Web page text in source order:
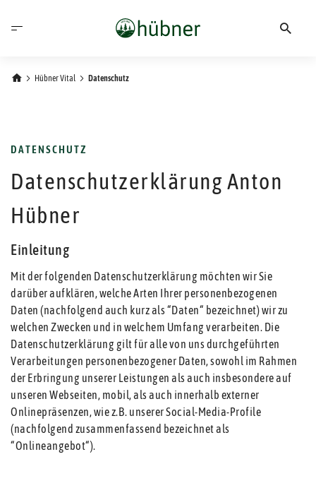
Hübner Vital Datenschutz
DATENSCHUTZ
Datenschutzerklärung Anton
Hübner
Einleitung
Mit der folgenden Datenschutzerklärung möchten wir Sie
darüber aufklären, welche Arten Ihrer personenbezogenen
Daten (nachfolgend auch kurz als “Daten“ bezeichnet) wir zu
welchen Zwecken und in welchem Umfang verarbeiten. Die
Datenschutzerklärung gilt für alle von uns durchgeführten
Verarbeitungen personenbezogener Daten, sowohl im Rahmen
der Erbringung unserer Leistungen als auch insbesondere auf
unseren Webseiten, mobil, als auch innerhalb externer
Onlinepräsenzen, wie z.B. unserer Social-Media-Profile
(nachfolgend zusammenfassend bezeichnet als
“Onlineangebot“).